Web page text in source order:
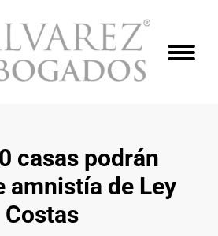
casas podrán
amnistía de Ley
Costas